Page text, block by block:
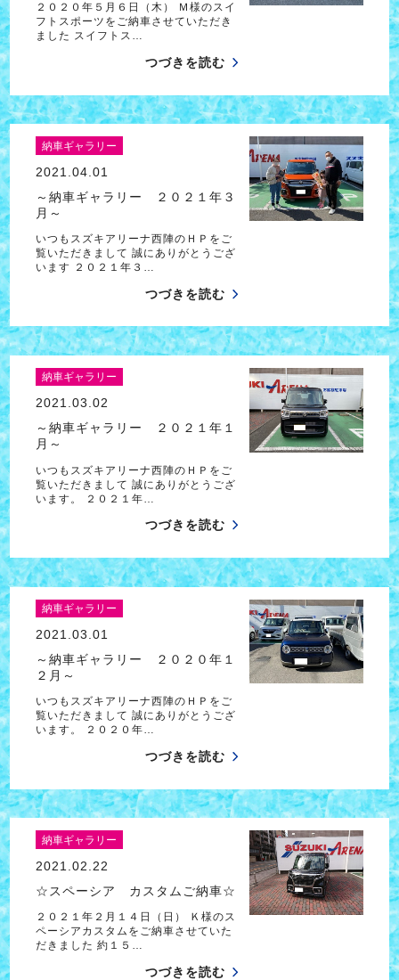
２０２０年５月６日（木） Ｍ様のスイ
フトスポーツをご納車させていただき
ました スイフトス…
つづきを読む
納車ギャラリー
2021.04.01
～納車ギャラリー ２０２１年３
月～
いつもスズキアリーナ西陣のＨＰをご
覧いただきまして 誠にありがとうござ
います ２０２１年３…
つづきを読む
納車ギャラリー
2021.03.02
～納車ギャラリー ２０２１年１
月～
いつもスズキアリーナ西陣のＨＰをご
覧いただきまして 誠にありがとうござ
います。 ２０２１年…
つづきを読む
納車ギャラリー
2021.03.01
～納車ギャラリー ２０２０年１
２月～
いつもスズキアリーナ西陣のＨＰをご
覧いただきまして 誠にありがとうござ
います。 ２０２０年…
つづきを読む
納車ギャラリー
2021.02.22
☆スペーシア カスタムご納車☆
２０２１年２月１４日（日） Ｋ様のス
ペーシアカスタムをご納車させていた
だきました 約１５…
つづきを読む